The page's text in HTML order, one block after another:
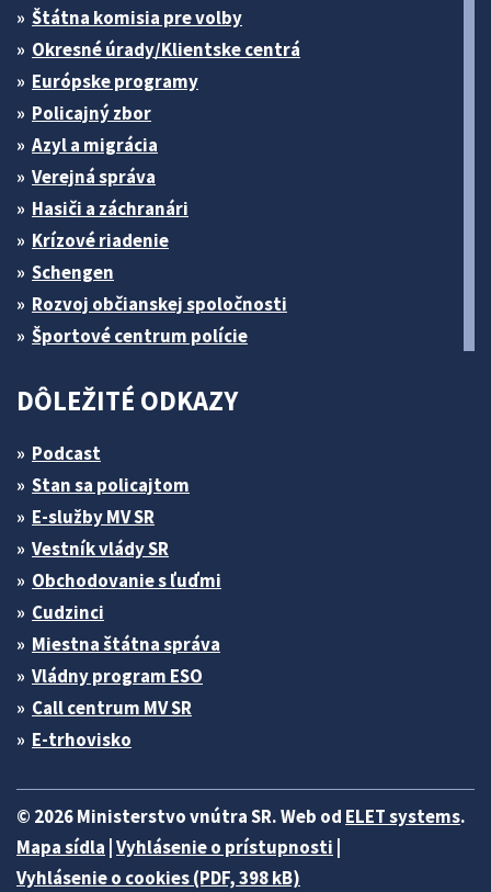
Štátna komisia pre volby
Okresné úrady/Klientske centrá
Európske programy
Policajný zbor
Azyl a migrácia
Verejná správa
Hasiči a záchranári
Krízové riadenie
Schengen
Rozvoj občianskej spoločnosti
Športové centrum polície
DÔLEŽITÉ ODKAZY
Podcast
Stan sa policajtom
E-služby MV SR
Vestník vlády SR
Obchodovanie s ľuďmi
Cudzinci
Miestna štátna správa
Vládny program ESO
Call centrum MV SR
E-trhovisko
© 2026 Ministerstvo vnútra SR. Web od ELET systems.
Mapa sídla Vyhlásenie o prístupnosti
Vyhlásenie o cookies (PDF, 398 kB)